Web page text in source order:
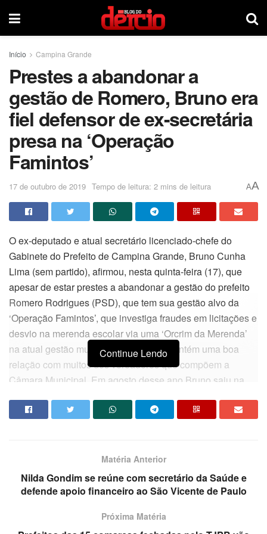
Início Campina Grande
Prestes a abandonar a
gestão de Romero, Bruno era
fiel defensor de ex-secretária
presa na ‘Operação
Famintos’
17 de outubro de 2019 Tempo de leitura: 2 mins de leitura AA
O ex-deputado e atual secretário licenciado-chefe do
Gabinete do Prefeito de Campina Grande, Bruno Cunha
Lima (sem partido), afirmou, nesta quinta-feira (17), que
apesar de estar prestes a abandonar a gestão do prefeito
Romero Rodrigues (PSD), que tem sua gestão alvo da
‘Operação Famintos’, que investiga fraudes em licitações e
desvio na merenda escolar via uma ‘Orcrim da Merenda’
na atual gestão municipal, disse que mantém uma boa
relação com muitos dos vereadores que compõem a
Câmara Municipal. Em agosto desse ano Bruno saiu na
Barbosa, presa na primeira fase da operação.
Obviamente dentro dessa relação de amizade também
falamos sobre a disputa para prefeito no ano que vem”,
disse Bruno. Em agosto deste ano, Bruno ao analisar o
começo da ‘Operação Famintos’ saiu integralmente na
defesa da ex-cunhada do prefeito Iolanda Barbosa. “Eu
Continue Lendo
Matéria Anterior
Nilda Gondim se reúne com secretário da Saúde e
defende apoio financeiro ao São Vicente de Paulo
Próxima Matéria